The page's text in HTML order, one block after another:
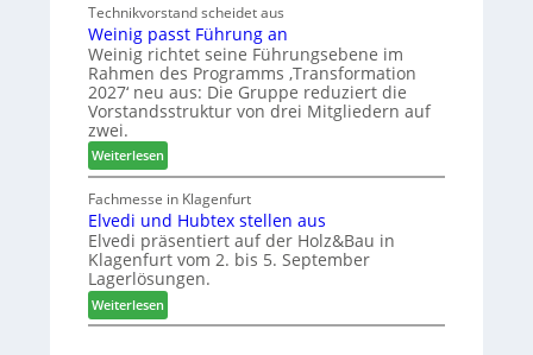
h
l
a
n
d
z
u
r
H
a
u
s
m
e
s
s
e
b
e
l
b
a
n
c
h
e
e
r
ö
r
t
Technikvorstand scheidet aus
Weinig passt Führung an
Weinig richtet seine Führungsebene im
Rahmen des Programms ‚Transformation
2027‘ neu aus: Die Gruppe reduziert die
Vorstandsstruktur von drei Mitgliedern auf
zwei.
Weiterlesen:
W
e
i
n
i
g
p
a
Fachmesse in Klagenfurt
Elvedi und Hubtex stellen aus
Elvedi präsentiert auf der Holz&Bau in
Klagenfurt vom 2. bis 5. September
Lagerlösungen.
Weiterlesen:
E